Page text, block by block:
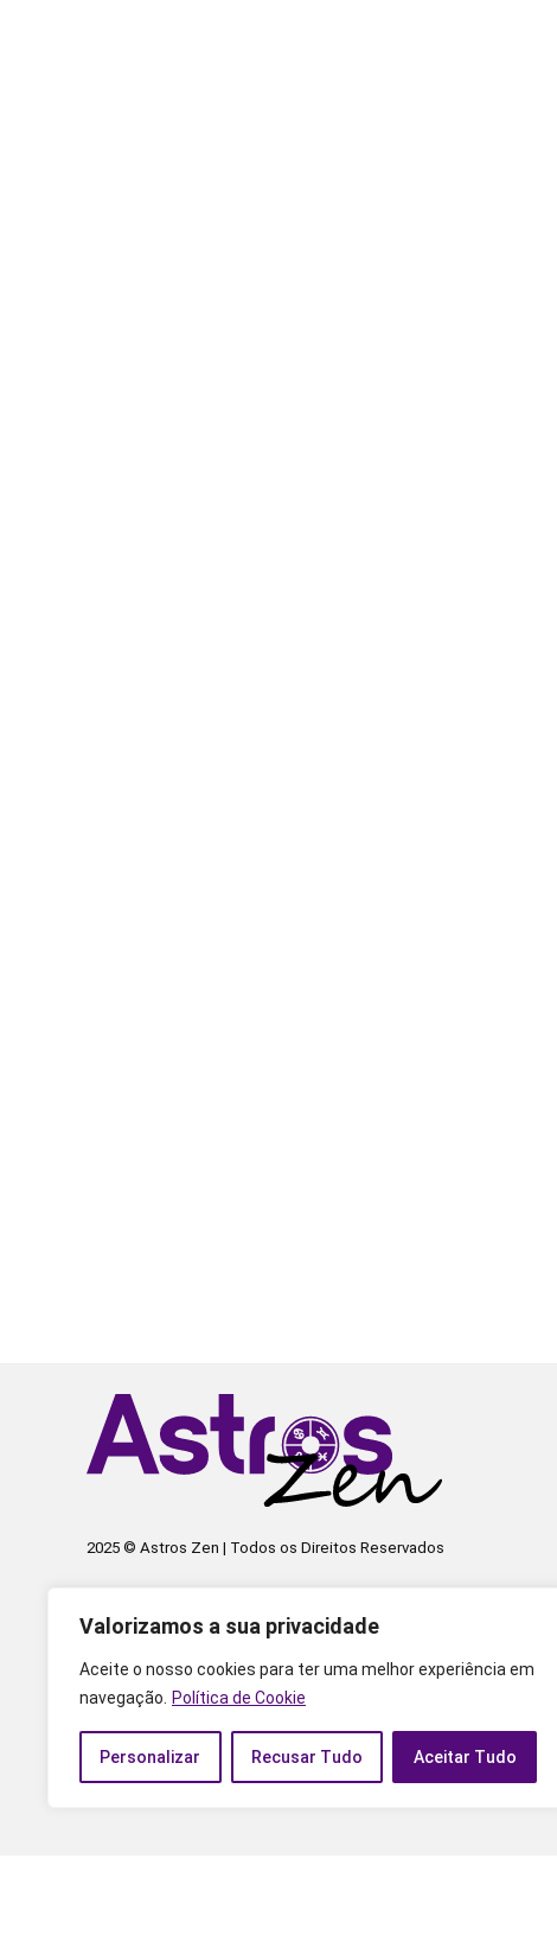
Valorizamos a sua privacidade
Aceite o nosso cookies para ter uma melhor experiência em
navegação.
Política de Cookie
Personalizar Recusar Tudo Aceitar Tudo
2025 © Astros Zen | Todos os Direitos Reservados